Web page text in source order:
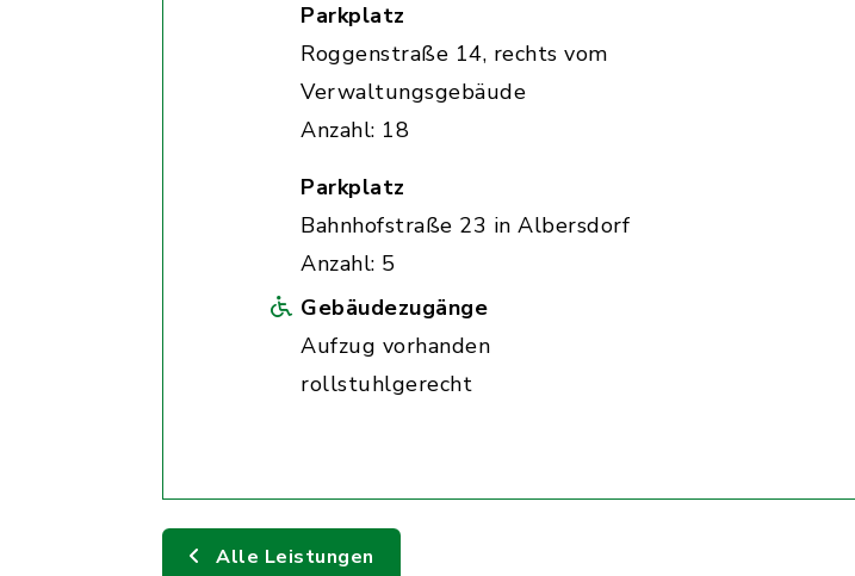
Parkplatz
Roggenstraße 14, rechts vom
Verwaltungsgebäude
Anzahl: 18
Parkplatz
Bahnhofstraße 23 in Albersdorf
Anzahl: 5
Gebäudezugänge
Aufzug vorhanden
rollstuhlgerecht
Alle Leistungen